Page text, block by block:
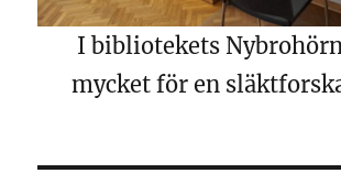
I bibliotekets
mycket för en